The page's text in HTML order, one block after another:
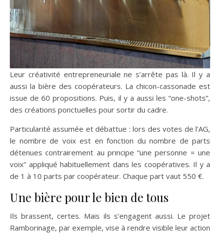
Leur créativité entrepreneuriale ne s’arrête pas là. Il y a
aussi la bière des coopérateurs. La chicon-cassonade est
issue de 60 propositions. Puis, il y a aussi les “one-shots”,
des créations ponctuelles pour sortir du cadre.
Particularité assumée et débattue : lors des votes de l’AG,
le nombre de voix est en fonction du nombre de parts
détenues contrairement au principe “une personne = une
voix” appliqué habituellement dans les coopératives. Il y a
de 1 à 10 parts par coopérateur. Chaque part vaut 550 €.
Une bière pour le bien de tous
Ils brassent, certes. Mais ils s’engagent aussi. Le projet
Ramborinage, par exemple, vise à rendre visible leur action